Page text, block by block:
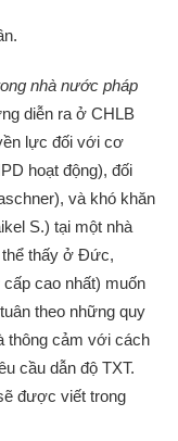
nhà nước pháp
diễn ra ở CHLB
lực đối với cơ
hoạt động), đối
và khó khăn
S.) tại một nhà
thấy ở Đức,
cao nhất) muốn
theo những quy
thông cảm với cách
cầu dẫn độ TXT.
được viết trong